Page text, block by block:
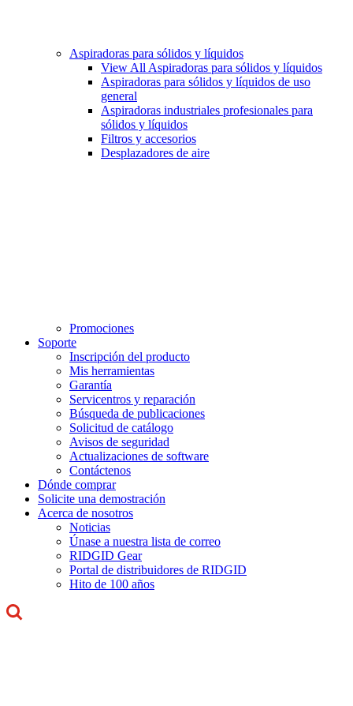
Aspiradoras para sólidos y líquidos
View All Aspiradoras para sólidos y líquidos
Aspiradoras para sólidos y líquidos de uso
general
Aspiradoras industriales profesionales para
sólidos y líquidos
Filtros y accesorios
Desplazadores de aire
Promociones
Soporte
Inscripción del producto
Mis herramientas
Garantía
Servicentros y reparación
Búsqueda de publicaciones
Solicitud de catálogo
Avisos de seguridad
Actualizaciones de software
Contáctenos
Dónde comprar
Solicite una demostración
Acerca de nosotros
Noticias
Únase a nuestra lista de correo
RIDGID Gear
Portal de distribuidores de RIDGID
Hito de 100 años